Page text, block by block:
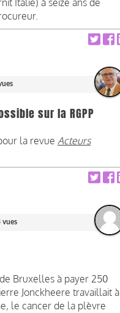
Italie) à seize ans de
sur la RGPP
la revue Acteurs
vues
Bruxelles à payer 250
Jonckheere travaillait à
le cancer de la plèvre